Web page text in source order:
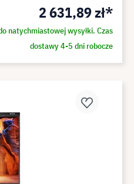
2 631,89 zł*
natychmiastowej wysyłki. Czas
dostawy 4-5 dni robocze